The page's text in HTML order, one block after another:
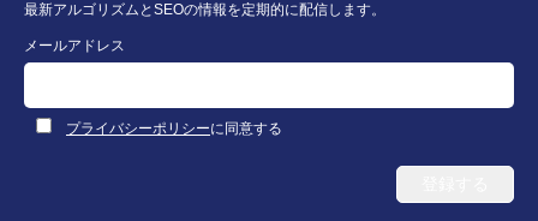
最新アルゴリズムとSEOの情報を定期的に配信します。
メールアドレス
プライバシーポリシーに同意する